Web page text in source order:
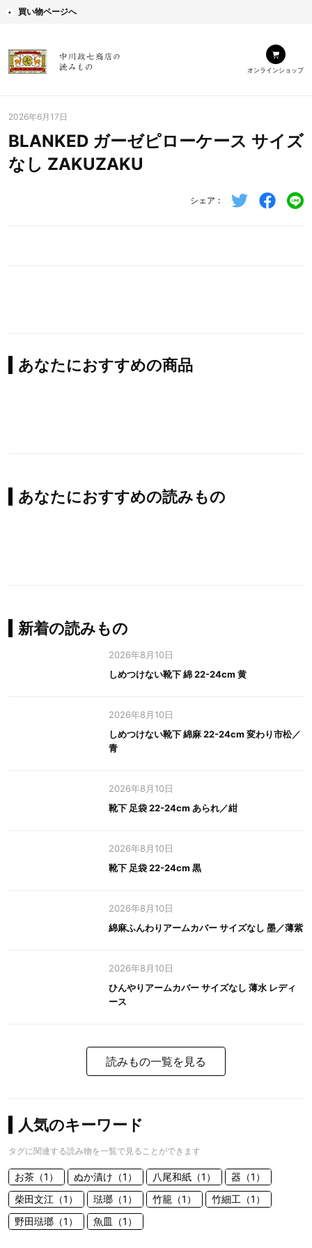
買い物ページへ
オンラインショップ
2026年6月17日
BLANKED ガーゼピローケース サイズ
なし ZAKUZAKU
シェア
あなたにおすすめの商品
あなたにおすすめの読みもの
新着の読みもの
2026年8月10日
しめつけない靴下 綿 22-24cm 黄
2026年8月10日
しめつけない靴下 綿麻 22-24cm 変わり市松／
青
2026年8月10日
靴下 足袋 22-24cm あられ／紺
2026年8月10日
靴下 足袋 22-24cm 黒
2026年8月10日
綿麻ふんわりアームカバー サイズなし 墨／薄紫
2026年8月10日
ひんやりアームカバー サイズなし 薄水 レディ
ース
読みもの一覧を見る
人気のキーワード
タグに関連する読み物を一覧で見ることができます
お茶（1） ぬか漬け（1） 八尾和紙（1）
器（1）
柴田文江（1）
琺瑯（1） 竹籠（1）
竹細工（1）
野田琺瑯（1）
魚皿（1）